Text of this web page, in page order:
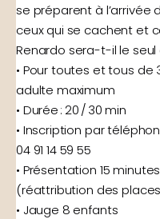
se préparent à l’arrivée
ceux qui se cachent et
Renardo sera-t-il le seul
• Pour toutes et tous
adulte maximum
• Durée : 20 / 30 min
• Inscription par
04 91 14 59 55
• Présentation 15
(réattribution des
• Jauge 8 enfants